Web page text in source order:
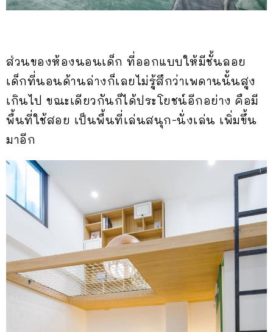
ส่วนของห้องนอนเด็ก ที่ออกแบบให้มีชั้นลอย
เด็กที่นอนด้านล่างก็เลยไม่รู้สึกว่าเพดานนั้นสูง
เกินไป ขณะเดียวกันก็ได้ประโยชน์อีกอย่าง คือมี
พื้นที่ใช้สอย เป็นพื้นที่เล่นสนุก-นั่งเล่น เพิ่มขึ้น
มาอีก